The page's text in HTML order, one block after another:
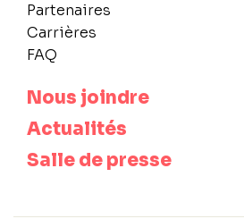
Partenaires
Carrières
FAQ
Nous joindre
Actualités
Salle de presse